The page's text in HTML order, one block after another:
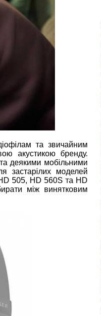
та звичайним
акустикою бренду.
деякими мобільними
застарілих моделей
505, HD 560S та HD
між винятковим